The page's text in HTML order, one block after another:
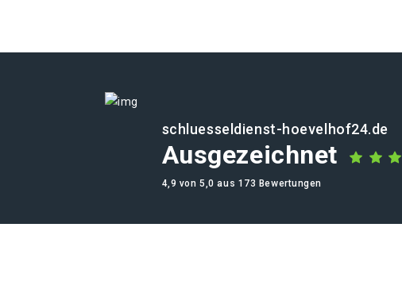
schluesseldienst-hoevelhof24.de
Ausgezeichnet
4,9 von 5,0 aus 173 Bewertungen